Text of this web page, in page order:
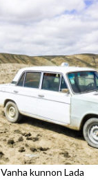
Vanha kunnon Lada